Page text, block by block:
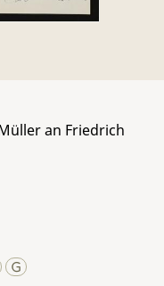
an Friedrich